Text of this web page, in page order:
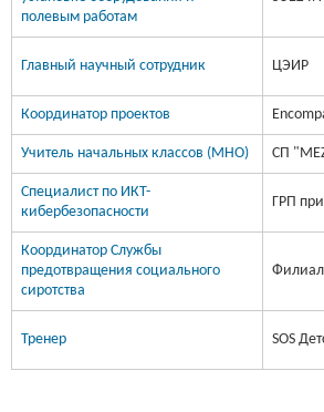
полевым работам
Главный научный сотрудник ЦЭИР
Координатор проектов
Учитель начальных классов (МНО) СП
Специалист по ИКТ-
кибербезопасности
ГРП
Координатор Службы
предотвращения социального
сиротства
Филиал
Тренер SOS